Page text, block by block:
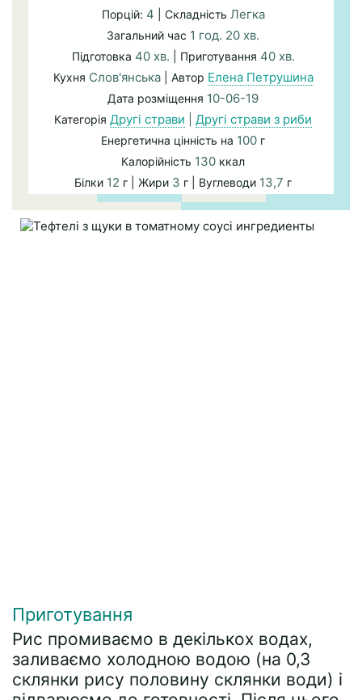
Порцій: 4 | Складність Легка
Загальний час 1 год. 20 хв.
Підготовка 40 хв. | Приготування 40 хв.
Кухня Слов'янська| Автор Елена Петрушина
Дата розміщення 10-06-19
Категорія Другі страви Другі страви з риби
Енергетична цінність на 100 г
Калорійність 130 ккал
Білки 12 г | Жири 3 г | Вуглеводи 13,7 г
Приготування
Рис промиваємо в декількох водах,
заливаємо холодною водою (на 0,3
склянки рису половину склянки води) і